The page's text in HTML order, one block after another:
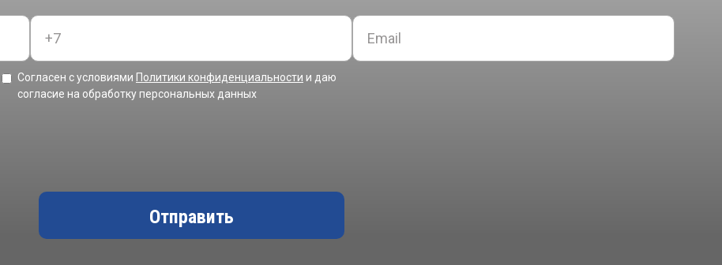
Согласен с условиями Политики конфиденциальности и даю
согласие на обработку персональных данных
Отправить